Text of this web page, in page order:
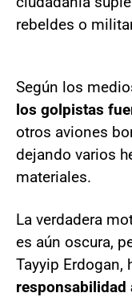
rebeldes o
Según los
los golpistas
otros aviones
dejando varios
materiales.
La verdadera
es aún oscura,
Tayyip Erdogan,
responsabilidad